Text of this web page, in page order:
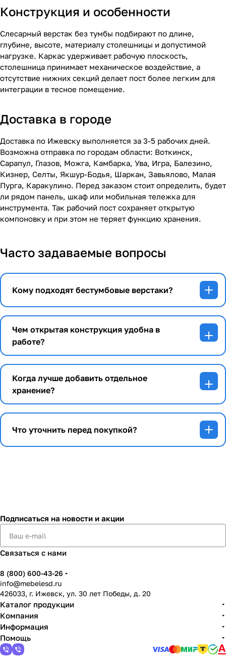
Конструкция и особенности
Слесарный верстак без тумбы подбирают по длине,
глубине, высоте, материалу столешницы и допустимой
нагрузке. Каркас удерживает рабочую плоскость,
столешница принимает механическое воздействие, а
отсутствие нижних секций делает пост более легким для
интеграции в тесное помещение.
Доставка в городе
Доставка по Ижевску выполняется за 3-5 рабочих дней.
Возможна отправка по городам области: Воткинск,
Сарапул, Глазов, Можга, Камбарка, Ува, Игра, Балезино,
Кизнер, Селты, Якшур-Бодья, Шаркан, Завьялово, Малая
Пурга, Каракулино. Перед заказом стоит определить, будет
ли рядом панель, шкаф или мобильная тележка для
инструмента. Так рабочий пост сохраняет открытую
компоновку и при этом не теряет функцию хранения.
Часто задаваемые вопросы
Кому подходят бестумбовые верстаки?
Чем открытая конструкция удобна в
работе?
Когда лучше добавить отдельное
хранение?
Что уточнить перед покупкой?
Подписаться на новости и акции
Связаться с нами
8 (800) 600-43-26
info@mebelesd.ru
426033, г. Ижевск, ул. 30 лет Победы, д. 20
Каталог продукции
Компания
Информация
Помощь